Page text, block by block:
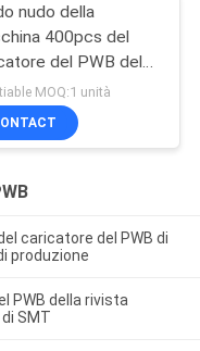
nudo della
400pcs del
del PWB del
di tocco dello
che carica VL-460
MOQ:1 unità
caricatore del PWB di
produzione
PWB della rivista
SMT